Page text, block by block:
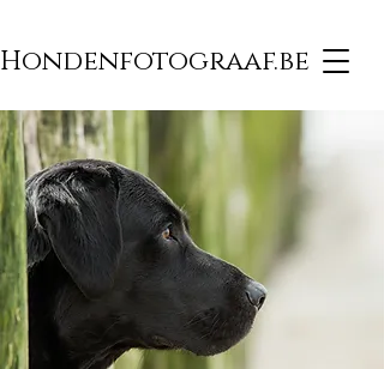
Hondenfotograaf.be